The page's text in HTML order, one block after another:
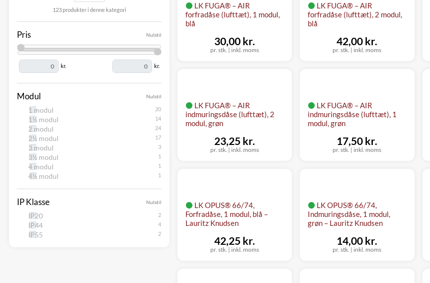
123 produkter i denne kategori
Nulstil
Pris
kr. kr.
Nulstil
Modul
1 modul
1½ modul
2 modul
2½ modul
3 modul
3½ modul
4 modul
4½ modul
Nulstil
IP Klasse
IP20
IP44
IP55
LK FUGA® – AIR
forfradåse (lufttæt), 1 modul,
blå
pr. stk. | inkl. moms
30,00 kr.
LK FUGA® – AIR
forfradåse (lufttæt), 2 modul,
blå
pr. stk. | inkl. moms
42,00 kr.
LK FUGA® – AIR
indmuringsdåse (lufttæt), 2
modul, grøn
pr. stk. | inkl. moms
23,25 kr.
LK FUGA® – AIR
indmuringsdåse (lufttæt), 1
modul, grøn
pr. stk. | inkl. moms
17,50 kr.
LK OPUS® 66/74,
Forfradåse, 1 modul, blå –
Lauritz Knudsen
pr. stk. | inkl. moms
42,25 kr.
LK OPUS® 66/74,
Indmuringsdåse, 1 modul,
grøn – Lauritz Knudsen
pr. stk. | inkl. moms
14,00 kr.